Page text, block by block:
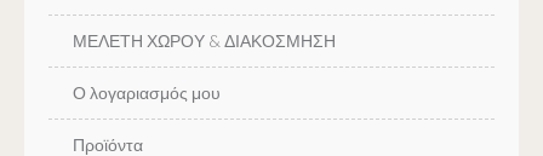
ΜΕΛΕΤΗ ΧΩΡΟΥ & ΔΙΑΚΟΣΜΗΣΗ
Ο λογαριασμός μου
Προϊόντα